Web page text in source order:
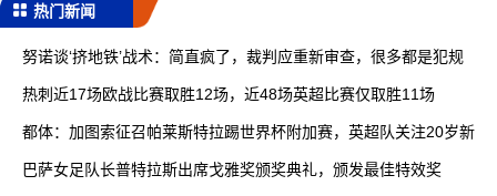
热门新闻
努诺谈‘挤地铁’战术：简直疯了，裁判应重新审查，很多都是犯规
热刺近17场欧战比赛取胜12场，近48场英超比赛仅取胜11场
都体：加图索征召帕莱斯特拉踢世界杯附加赛，英超队关注20岁新
巴萨女足队长普特拉斯出席戈雅奖颁奖典礼，颁发最佳特效奖